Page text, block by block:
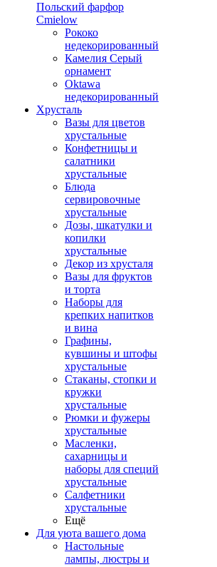
Польский фарфор
Сmielow
Рококо
недекорированный
Камелия Серый
орнамент
Oktawa
недекорированный
Хрусталь
Вазы для цветов
хрустальные
Конфетницы и
салатники
хрустальные
Блюда
сервировочные
хрустальные
Дозы, шкатулки и
копилки
хрустальные
Декор из хрусталя
Вазы для фруктов
и торта
Наборы для
крепких напитков
и вина
Графины,
кувшины и штофы
хрустальные
Стаканы, стопки и
кружки
хрустальные
Рюмки и фужеры
хрустальные
Масленки,
сахарницы и
наборы для специй
хрустальные
Салфетники
хрустальные
Ещё
Для уюта вашего дома
Настольные
лампы, люстры и